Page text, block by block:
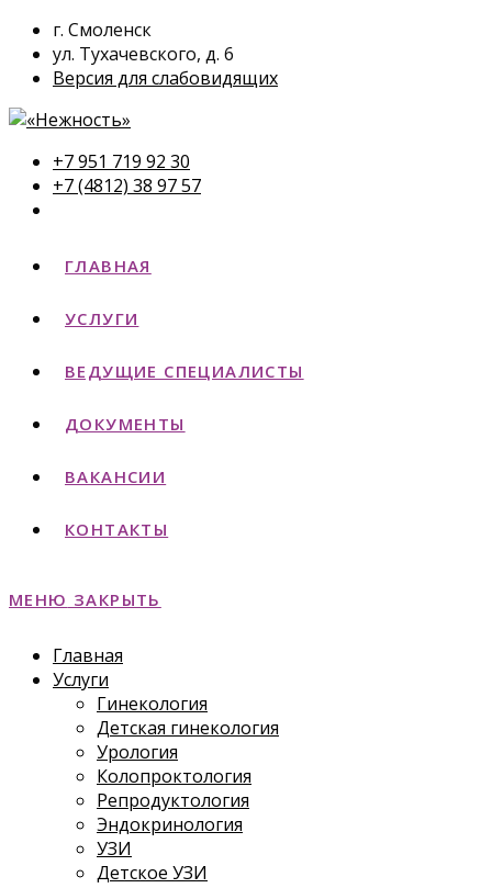
г. Смоленск
ул. Тухачевского, д. 6
Версия для слабовидящих
+7 951 719 92 30
+7 (4812) 38 97 57
ГЛАВНАЯ
УСЛУГИ
ВЕДУЩИЕ СПЕЦИАЛИСТЫ
ДОКУМЕНТЫ
ВАКАНСИИ
КОНТАКТЫ
МЕНЮ ЗАКРЫТЬ
Главная
Услуги
Гинекология
Детская гинекология
Урология
Колопроктология
Репродуктология
Эндокринология
УЗИ
Детское УЗИ